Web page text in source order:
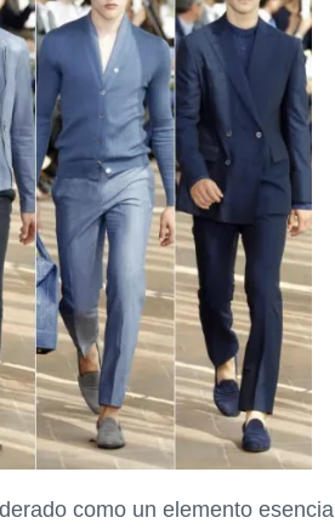
como un elemento esencial